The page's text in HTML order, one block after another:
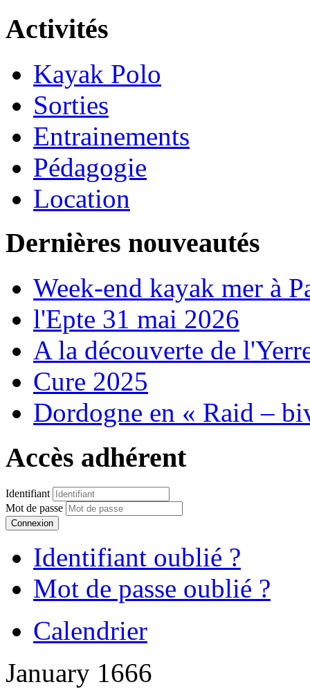
Activités
Kayak Polo
Sorties
Entrainements
Pédagogie
Location
Dernières nouveautés
Week-end kayak mer à
l'Epte 31 mai 2026
A la découverte de
Cure 2025
Dordogne en « Raid –
Accès adhérent
Identifiant
Mot de passe
Connexion
Identifiant oublié ?
Mot de passe oublié ?
Calendrier
January 1666